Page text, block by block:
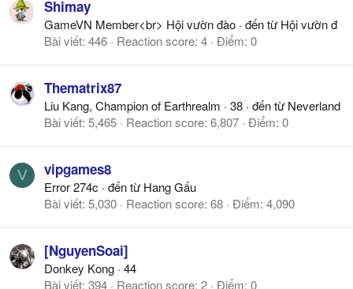
Shimay
GameVN Member<br> Hội vườn đào · đến từ Hội vườn đ
Bài viết 446 Reaction score 4 Điểm 0
Thematrix87
Liu Kang, Champion of Earthrealm · 38 · đến từ Neverland
Bài viết 5,465 Reaction score 6,807 Điểm 0
V vipgames8
Error 274c · đến từ Hang Gấu
Bài viết 5,030 Reaction score 68 Điểm 4,090
[NguyenSoai]
Donkey Kong · 44
Bài viết 394 Reaction score 2 Điểm 0